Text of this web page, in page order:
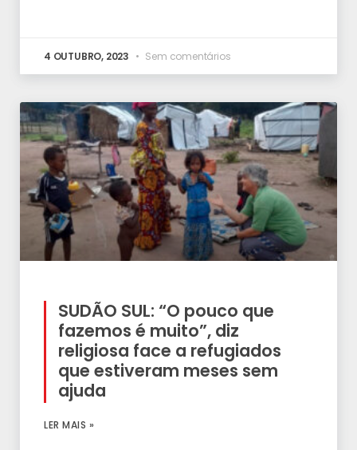
4 OUTUBRO, 2023 Sem comentários
SUDÃO SUL: “O pouco que
fazemos é muito”, diz
religiosa face a refugiados
que estiveram meses sem
ajuda
LER MAIS »